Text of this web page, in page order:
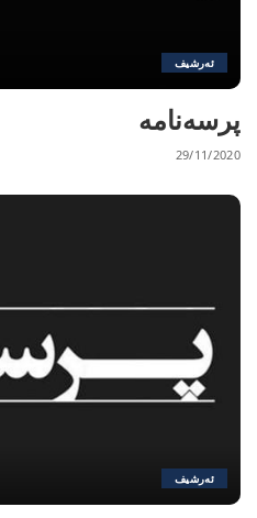
ئەرشیف
پرسەنامە
29/11/2020
ئەرشیف